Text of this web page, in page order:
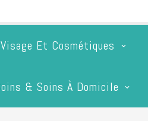
Et Cosmétiques
& Soins À Domicile